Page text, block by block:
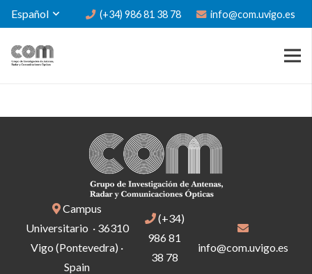
Español (+34) 986 81 38 78 info@com.uvigo.es
Campus
Universitario · 36310
Vigo (Pontevedra) ·
Spain
(+34)
986 81
38 78
info@com.uvigo.es